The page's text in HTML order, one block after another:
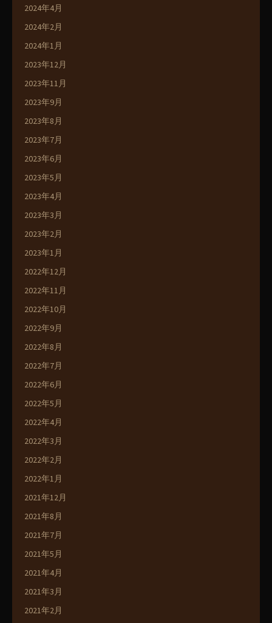
2024年4月
2024年2月
2024年1月
2023年12月
2023年11月
2023年9月
2023年8月
2023年7月
2023年6月
2023年5月
2023年4月
2023年3月
2023年2月
2023年1月
2022年12月
2022年11月
2022年10月
2022年9月
2022年8月
2022年7月
2022年6月
2022年5月
2022年4月
2022年3月
2022年2月
2022年1月
2021年12月
2021年8月
2021年7月
2021年5月
2021年4月
2021年3月
2021年2月